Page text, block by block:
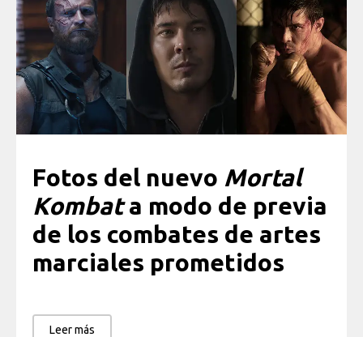
Fotos del nuevo Mortal
Kombata modo de previa
de los combates de artes
marciales prometidos
Leer más